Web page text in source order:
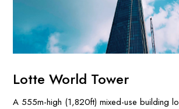
Lotte World Tower
A 555m-high (1,820ft) mixed-use building